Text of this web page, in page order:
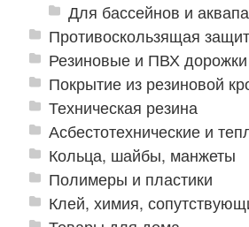
Для бассейнов и
Противоскользящая
Резиновые и ПВХ дорожки
Покрытие из резиновой
Техническая резина
Асбестотехнические и
Кольца, шайбы, манжеты
Полимеры и пластики
Клей, химия,